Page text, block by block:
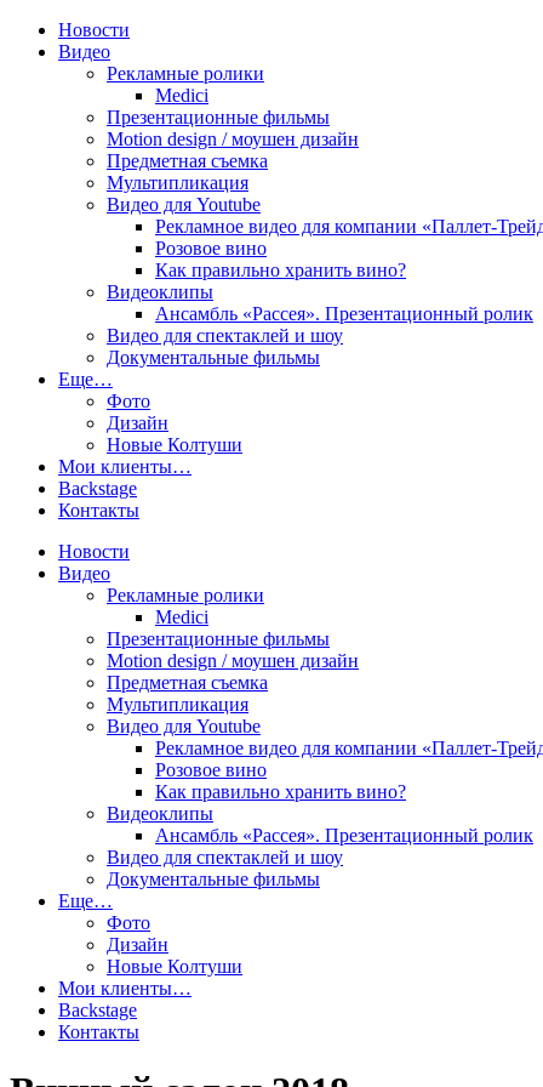
film10.ru
Новости
Видео
Рекламные ролики
Medici
Презентационные фильмы
Motion design / моушен дизайн
Предметная съемка
Мультипликация
Видео для Youtube
Рекламное видео для компании «Паллет-
Розовое вино
Как правильно хранить вино?
Видеоклипы
Ансамбль «Рассея». Презентационный ролик
Видео для спектаклей и шоу
Документальные фильмы
Еще…
Фото
Дизайн
Новые Колтуши
Мои клиенты…
Backstage
Контакты
Новости
Видео
Рекламные ролики
Medici
Презентационные фильмы
Motion design / моушен дизайн
Предметная съемка
Мультипликация
Видео для Youtube
Рекламное видео для компании «Паллет-
Розовое вино
Как правильно хранить вино?
Видеоклипы
Ансамбль «Рассея». Презентационный ролик
Видео для спектаклей и шоу
Документальные фильмы
Еще…
Фото
Дизайн
Новые Колтуши
Мои клиенты…
Backstage
Контакты